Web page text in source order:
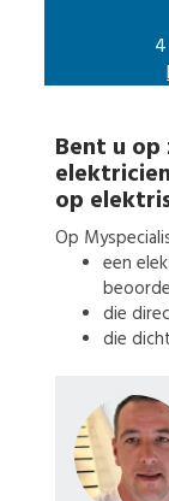
Bent u
elektricien
op
Op
een
die
die